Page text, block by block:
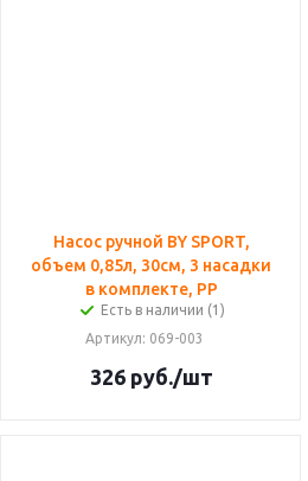
Насос ручной BY SPORT,
объем 0,85л, 30см, 3 насадки
в комплекте, РР
Есть в наличии (1)
Артикул: 069-003
326руб./шт